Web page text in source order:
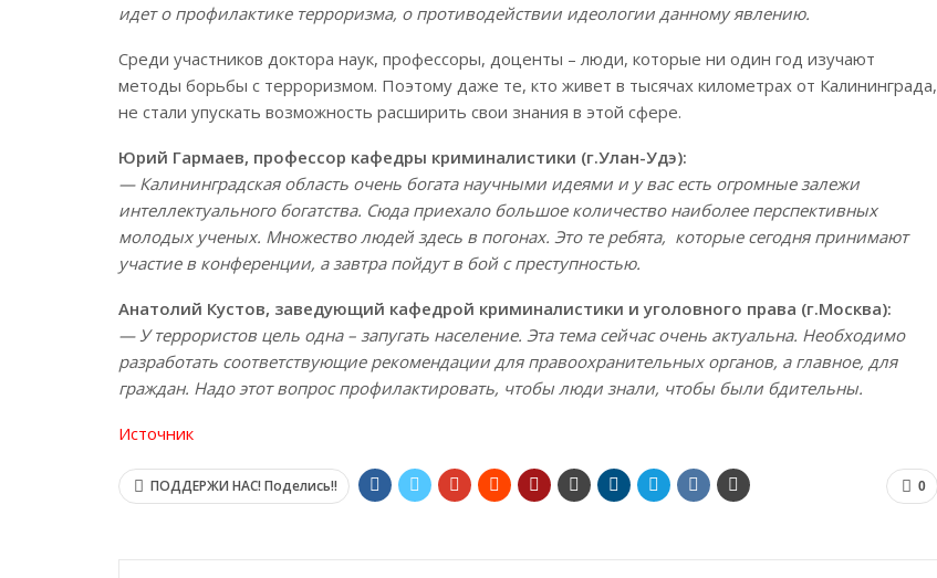
идет о профилактике терроризма, о противодействии идеологии данному явлению.
Среди участников доктора наук, профессоры, доценты – люди, которые ни один год изучают
методы борьбы с терроризмом. Поэтому даже те, кто живет в тысячах километрах от Калининграда,
не стали упускать возможность расширить свои знания в этой сфере.
Юрий Гармаев, профессор кафедры криминалистики (г.Улан-Удэ):
— Калининградская область очень богата научными идеями и у вас есть огромные залежи
интеллектуального богатства. Сюда приехало большое количество наиболее перспективных
молодых ученых. Множество людей здесь в погонах. Это те ребята, которые сегодня принимают
участие в конференции, а завтра пойдут в бой с преступностью.
Анатолий Кустов, заведующий кафедрой криминалистики и уголовного права (г.Москва):
— У террористов цель одна – запугать население. Эта тема сейчас очень актуальна. Необходимо
разработать соответствующие рекомендации для правоохранительных органов, а главное, для
граждан. Надо этот вопрос профилактировать, чтобы люди знали, чтобы были бдительны.
Источник
0
ПОДДЕРЖИ НАС! Поделись!!